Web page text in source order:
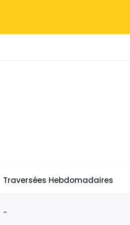
Traversées Hebdomadaires
-